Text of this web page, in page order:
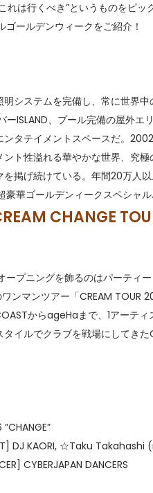
れは行くべき”というものをピ
ールデンウィークをご紹介！
システムを完備し、常に世界
ーISLAND、プール完備の屋外
タテイメントスペースだ。
ント性溢れる華やかな世界、究
掲げ続けている。年間20万人
華ゴールデンィークスペシャ
CHANGE
プニングを飾るのはパーティ
ンマンツアー「CREAM TOUR
からageHaまで、1アーテ
イルでクラブを戦場にしてき
”CHANGE”
DJ KAORI, ☆Taku
CYBERJAPAN DANCERS